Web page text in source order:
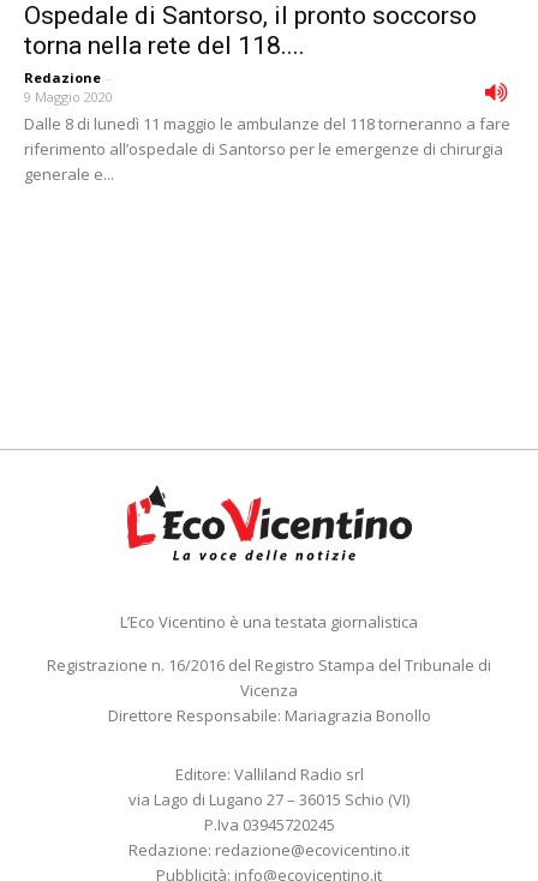
Ospedale di Santorso, il pronto soccorso
torna nella rete del 118....
Redazione -
9 Maggio 2020
Dalle 8 di lunedì 11 maggio le ambulanze del 118 torneranno a fare
riferimento all’ospedale di Santorso per le emergenze di chirurgia
generale e...
L’Eco Vicentino è una testata giornalistica
Registrazione n. 16/2016 del Registro Stampa del Tribunale di
Vicenza
Direttore Responsabile: Mariagrazia Bonollo
Editore: Valliland Radio srl
via Lago di Lugano 27 – 36015 Schio (VI)
P.Iva 03945720245
Redazione: redazione@ecovicentino.it
Pubblicità: info@ecovicentino.it